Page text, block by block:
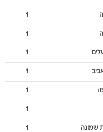
1
1
1
1
1
1
שמונה 1